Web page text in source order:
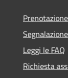
Leggi le FAQ
Richiesta